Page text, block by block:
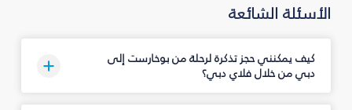
الأسئلة الشائعة
كيف يمكنني حجز تذكرة لرحلة من بوخارست إلى
دبي من خلال فلاي دبي؟